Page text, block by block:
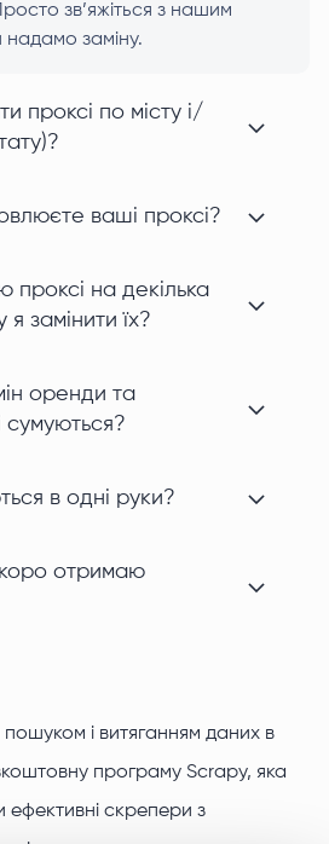
зв’яжіться з нашим
надамо заміну.
проксі по місту і/
ваші проксі?
на декілька
я замінити їх?
оренди та
сумуються?
в одні руки?
отримаю
пошуком і витяганням даних в
програму Scrapy, яка
скрепери з